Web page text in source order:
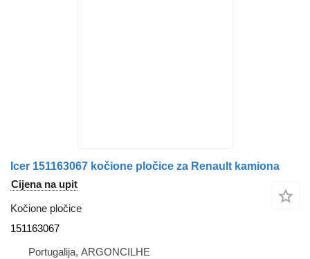
Icer 151163067 kočione pločice za Renault kamiona
Cijena na upit
Kočione pločice
151163067
Portugalija, ARGONCILHE